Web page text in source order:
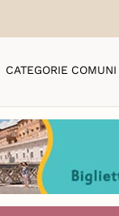
CATEGORIE COMUNI